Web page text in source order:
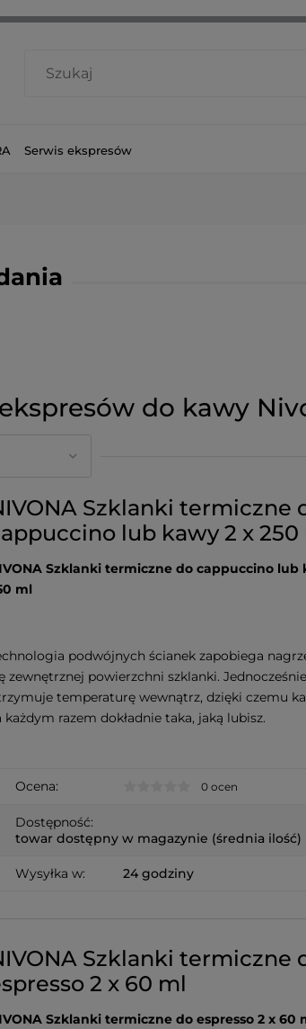
Serwis ekspresów
do kawy
Szklanki termiczne
lub kawy 2 x 250
Szklanki termiczne do cappuccino lub
ml
podwójnych ścianek zapobiega
zewnętrznej powierzchni szklanki. Jednocześnie
temperaturę wewnątrz, dzięki czemu
każdym razem dokładnie taka, jaką lubisz.
Ocena: 0 ocen
Dostępność:
towar dostępny w magazynie (średnia ilość)
Wysyłka w: 24 godziny
Szklanki termiczne
2 x 60 ml
Szklanki termiczne do espresso 2 x 60